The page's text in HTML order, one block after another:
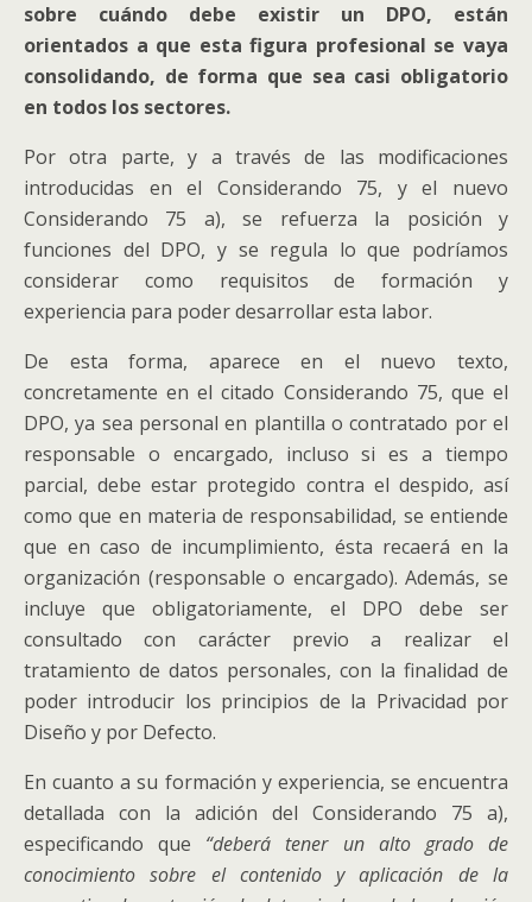
sobre cuándo debe existir un DPO, están
orientados a que esta figura profesional se vaya
consolidando, de forma que sea casi obligatorio
en todos los sectores.
Por otra parte, y a través de las modificaciones
introducidas en el Considerando 75, y el nuevo
Considerando 75 a), se refuerza la posición y
funciones del DPO, y se regula lo que podríamos
considerar como requisitos de formación y
experiencia para poder desarrollar esta labor.
De esta forma, aparece en el nuevo texto,
concretamente en el citado Considerando 75, que el
DPO, ya sea personal en plantilla o contratado por el
responsable o encargado, incluso si es a tiempo
parcial, debe estar protegido contra el despido, así
como que en materia de responsabilidad, se entiende
que en caso de incumplimiento, ésta recaerá en la
organización (responsable o encargado). Además, se
incluye que obligatoriamente, el DPO debe ser
consultado con carácter previo a realizar el
tratamiento de datos personales, con la finalidad de
poder introducir los principios de la Privacidad por
Diseño y por Defecto.
En cuanto a su formación y experiencia, se encuentra
detallada con la adición del Considerando 75 a),
especificando que “deberá tener un alto grado de
conocimiento sobre el contenido y aplicación de la